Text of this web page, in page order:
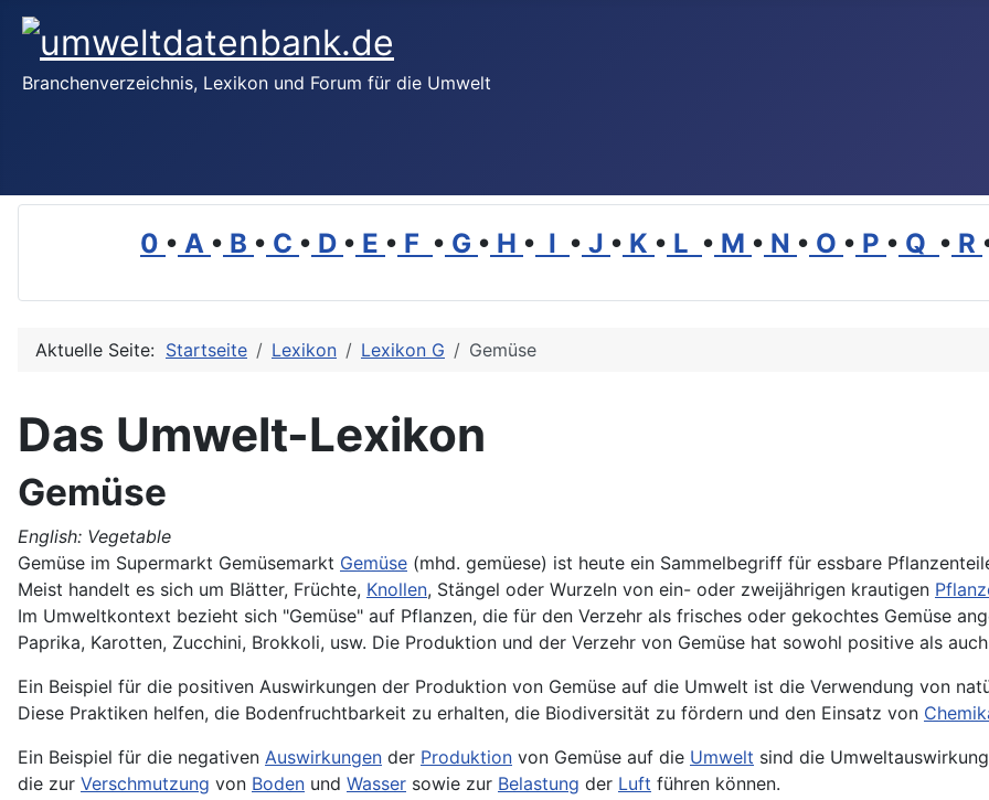
Branchenverzeichnis, Lexikon und Forum für die Umwelt
0 • A • B • C • D • E • F • G • H • I • J • K • L • M • N • O • P • Q • R
Aktuelle Seite: Startseite Lexikon Lexikon G Gemüse
Das Umwelt-Lexikon
Gemüse
English: Vegetable
Gemüse im Supermarkt Gemüsemarkt Gemüse (mhd. gemüese) ist heute ein Sammelbegriff für essbare
Meist handelt es sich um Blätter, Früchte, Knollen, Stängel oder Wurzeln von ein- oder zweijährigen krautigen
Im Umweltkontext bezieht sich "Gemüse" auf Pflanzen, die für den Verzehr als frisches oder gekochtes Gemüse
Paprika, Karotten, Zucchini, Brokkoli, usw. Die Produktion und der Verzehr von Gemüse hat sowohl positive als
Ein Beispiel für die positiven Auswirkungen der Produktion von Gemüse auf die Umwelt ist die Verwendung von
Diese Praktiken helfen, die Bodenfruchtbarkeit zu erhalten, die Biodiversität zu fördern und den Einsatz von
Ein Beispiel für die negativen Auswirkungen der Produktion von Gemüse auf die Umwelt sind die
die zur Verschmutzung von Boden und Wasser sowie zur Belastung der Luft führen können.